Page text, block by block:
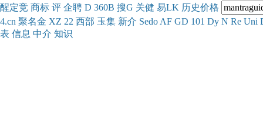
醒定竞 商标 评 企聘 D 360B 搜G 关健 易LK 历史价格
4.cn 聚名金 XZ 22 西部 玉集 新介 Sedo AF GD 101 Dy N Re Uni
表 信息 中介 知识